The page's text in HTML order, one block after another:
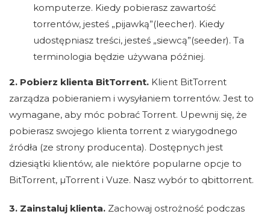
komputerze. Kiedy pobierasz zawartość
torrentów, jesteś „pijawką”(leecher). Kiedy
udostępniasz treści, jesteś „siewcą”(seeder). Ta
terminologia będzie używana później.
2. Pobierz klienta BitTorrent. Klient BitTorrent
zarządza pobieraniem i wysyłaniem torrentów. Jest to
wymagane, aby móc pobrać Torrent. Upewnij się, że
pobierasz swojego klienta torrent z wiarygodnego
źródła (ze strony producenta). Dostępnych jest
dziesiątki klientów, ale niektóre popularne opcje to
BitTorrent, µTorrent i Vuze. Nasz wybór to qbittorrent.
3. Zainstaluj klienta. Zachowaj ostrożność podczas